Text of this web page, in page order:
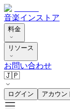
音楽インストア
料金
リソース
お問い合わせ
🇯🇵
ログイン アカウン